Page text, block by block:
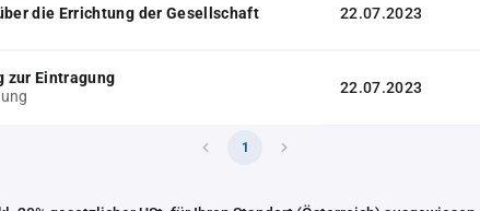
die Errichtung der Gesellschaft 22.07.2023
zur Eintragung
22.07.2023
1